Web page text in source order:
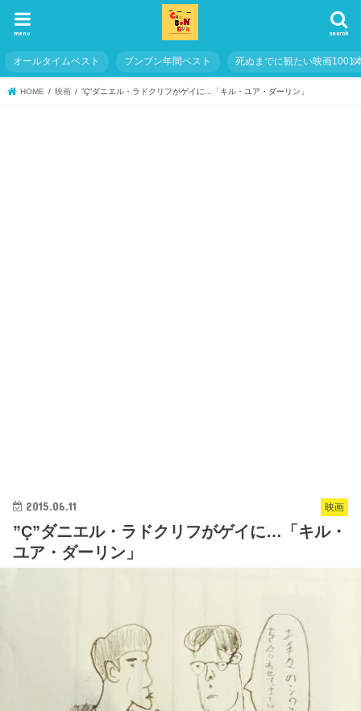
search
menu
オールタイムベスト ブンブン年間ベスト 死ぬまでに観たい映画1001
HOME 映画 ”Ç”ダニエル・ラドクリフがゲイに...「キル・ユア・ダーリン」
映画
2015.06.11
”Ç”ダニエル・ラドクリフがゲイに…「キル・
ユア・ダーリン」